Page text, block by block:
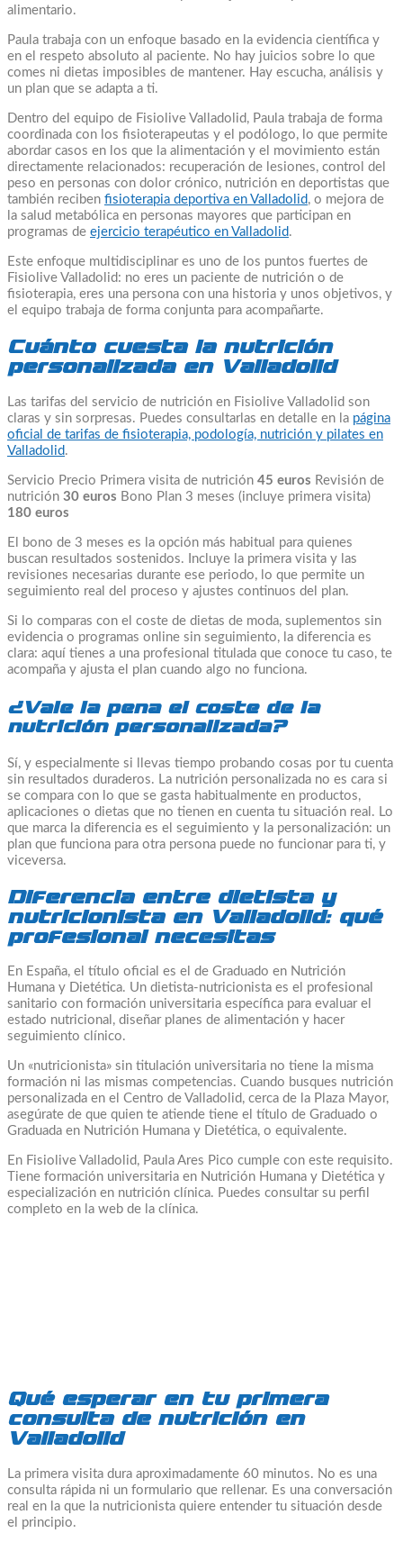
alimentario.
Paula trabaja con un enfoque basado en la evidencia científica y
en el respeto absoluto al paciente. No hay juicios sobre lo que
comes ni dietas imposibles de mantener. Hay escucha, análisis y
un plan que se adapta a ti.
Dentro del equipo de Fisiolive Valladolid, Paula trabaja de forma
coordinada con los fisioterapeutas y el podólogo, lo que permite
abordar casos en los que la alimentación y el movimiento están
directamente relacionados: recuperación de lesiones, control del
peso en personas con dolor crónico, nutrición en deportistas que
también reciben fisioterapia deportiva en Valladolid , o mejora de
la salud metabólica en personas mayores que participan en
programas de ejercicio terapéutico en Valladolid .
Este enfoque multidisciplinar es uno de los puntos fuertes de
Fisiolive Valladolid: no eres un paciente de nutrición o de
fisioterapia, eres una persona con una historia y unos objetivos, y
el equipo trabaja de forma conjunta para acompañarte.
Cuánto cuesta la nutrición
personalizada en Valladolid
Las tarifas del servicio de nutrición en Fisiolive Valladolid son
claras y sin sorpresas. Puedes consultarlas en detalle en la página
oficial de tarifas de fisioterapia, podología, nutrición y pilates en
Valladolid .
Servicio Precio Primera visita de nutrición 45 euros Revisión de
nutrición 30 euros Bono Plan 3 meses (incluye primera visita)
180 euros
El bono de 3 meses es la opción más habitual para quienes
buscan resultados sostenidos. Incluye la primera visita y las
revisiones necesarias durante ese periodo, lo que permite un
seguimiento real del proceso y ajustes continuos del plan.
Si lo comparas con el coste de dietas de moda, suplementos sin
evidencia o programas online sin seguimiento, la diferencia es
clara: aquí tienes a una profesional titulada que conoce tu caso, te
acompaña y ajusta el plan cuando algo no funciona.
¿Vale la pena el coste de la
nutrición personalizada?
Sí, y especialmente si llevas tiempo probando cosas por tu cuenta
sin resultados duraderos. La nutrición personalizada no es cara si
se compara con lo que se gasta habitualmente en productos,
aplicaciones o dietas que no tienen en cuenta tu situación real. Lo
que marca la diferencia es el seguimiento y la personalización: un
plan que funciona para otra persona puede no funcionar para ti, y
viceversa.
Diferencia entre dietista y
nutricionista en Valladolid: qué
profesional necesitas
En España, el título oficial es el de Graduado en Nutrición
Humana y Dietética. Un dietista-nutricionista es el profesional
sanitario con formación universitaria específica para evaluar el
estado nutricional, diseñar planes de alimentación y hacer
seguimiento clínico.
Un «nutricionista» sin titulación universitaria no tiene la misma
formación ni las mismas competencias. Cuando busques nutrición
personalizada en el Centro de Valladolid, cerca de la Plaza Mayor,
asegúrate de que quien te atiende tiene el título de Graduado o
Graduada en Nutrición Humana y Dietética, o equivalente.
En Fisiolive Valladolid, Paula Ares Pico cumple con este requisito.
Tiene formación universitaria en Nutrición Humana y Dietética y
especialización en nutrición clínica. Puedes consultar su perfil
completo en la web de la clínica.
Qué esperar en tu primera
consulta de nutrición en
Valladolid
La primera visita dura aproximadamente 60 minutos. No es una
consulta rápida ni un formulario que rellenar. Es una conversación
real en la que la nutricionista quiere entender tu situación desde
el principio.